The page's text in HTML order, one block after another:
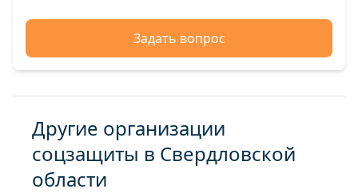
Задать вопрос
Другие организации
соцзащиты в Свердловской
области